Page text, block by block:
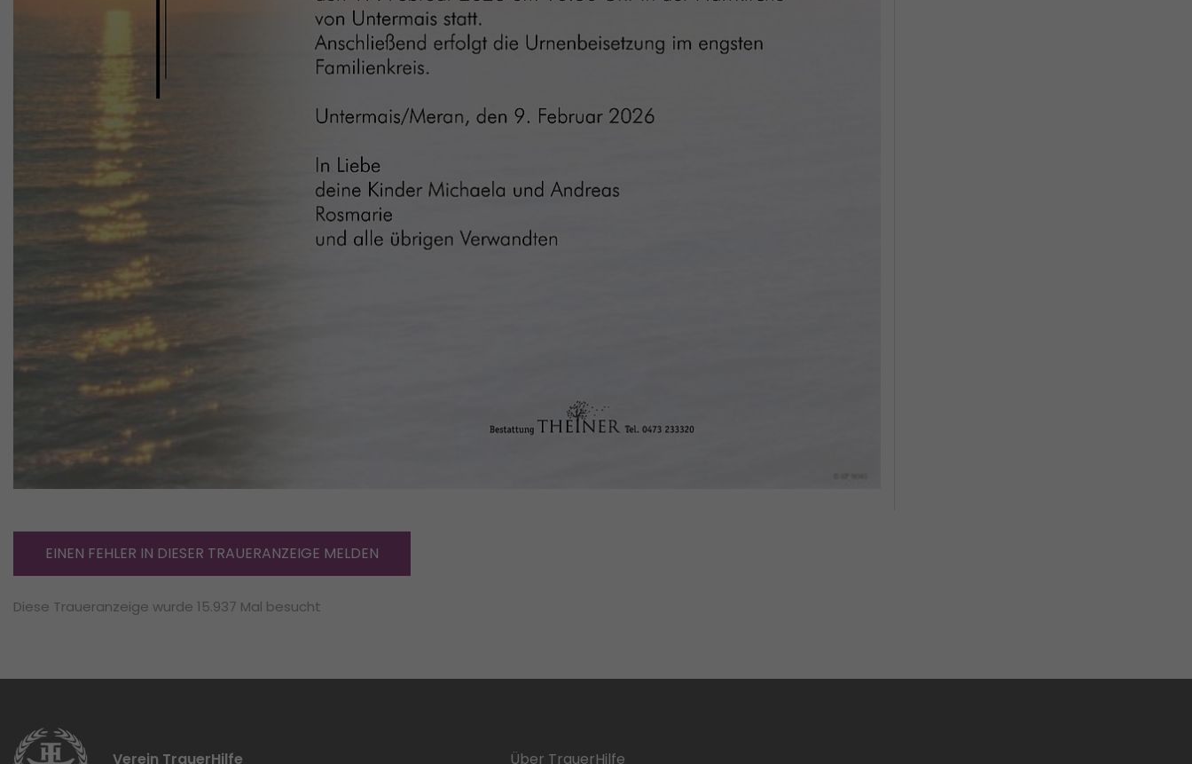
EINEN FEHLER IN DIESER TRAUERANZEIGE MELDEN
Diese Traueranzeige wurde 15.937 Mal besucht
Verein TrauerHilfe Über TrauerHilfe